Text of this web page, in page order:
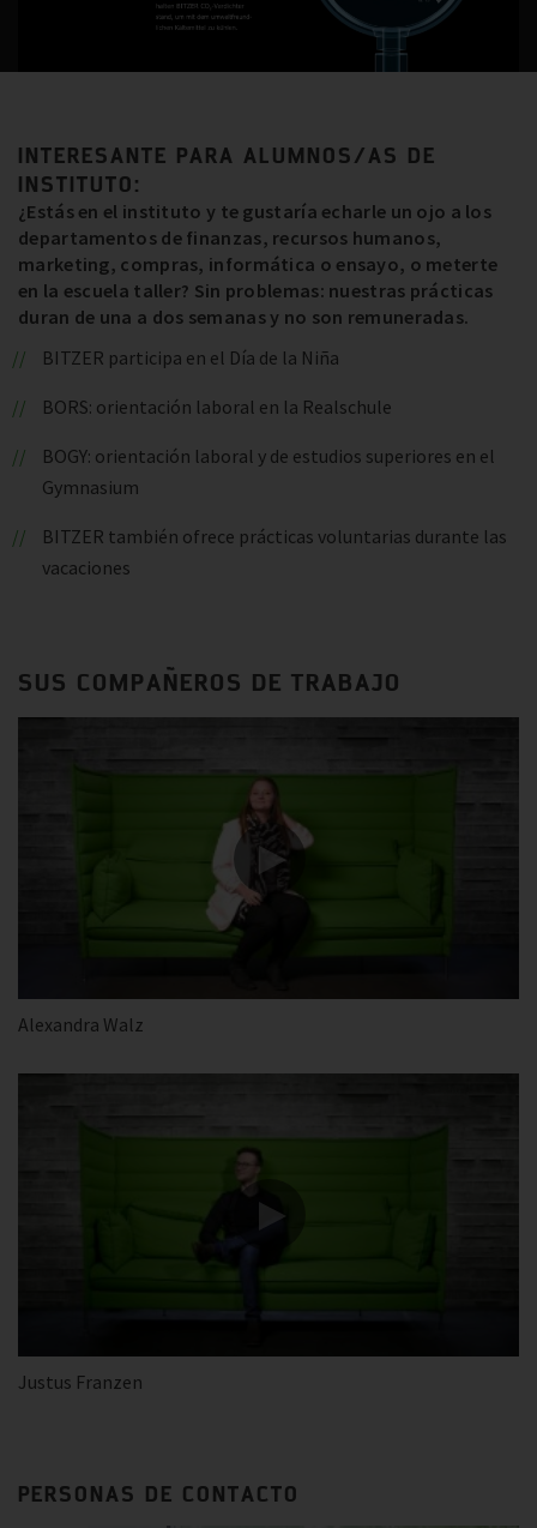
INTERESANTE PARA ALUMNOS/AS DE
INSTITUTO:
¿Estás en el instituto y te gustaría echarle un ojo a los
departamentos de finanzas, recursos humanos,
marketing, compras, informática o ensayo, o meterte
en la escuela taller? Sin problemas: nuestras prácticas
duran de una a dos semanas y no son remuneradas.
BITZER participa en el Día de la Niña
BORS: orientación laboral en la Realschule
BOGY: orientación laboral y de estudios superiores en el
Gymnasium
BITZER también ofrece prácticas voluntarias durante las
vacaciones
SUS COMPAÑEROS DE TRABAJO
Alexandra Walz
Justus Franzen
PERSONAS DE CONTACTO